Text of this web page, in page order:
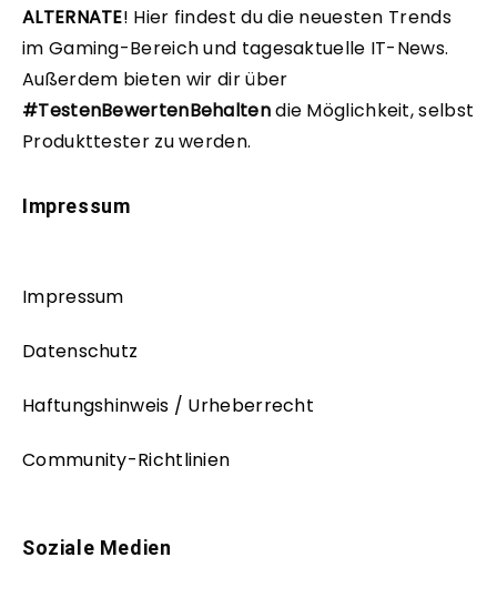
ALTERNATE! Hier findest du die neuesten Trends
im Gaming-Bereich und tagesaktuelle IT-News.
Außerdem bieten wir dir über
#TestenBewertenBehaltendie Möglichkeit, selbst
Produkttester zu werden.
Impressum
Impressum
Datenschutz
Haftungshinweis / Urheberrecht
Community-Richtlinien
Soziale Medien